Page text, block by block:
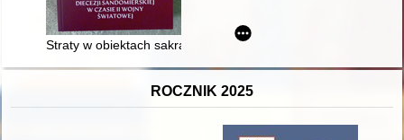
Straty w obiektach sakralnych dekanatu radoszyckiego
ROCZNIK 2025